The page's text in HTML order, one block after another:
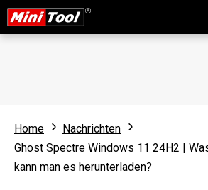
Home
Nachrichten
Ghost Spectre Windows 11 24H2 |
kann man es herunterladen?